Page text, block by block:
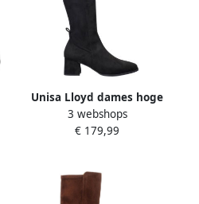
Unisa Lloyd dames hoge
laars Zwart
3 webshops
€ 179,99